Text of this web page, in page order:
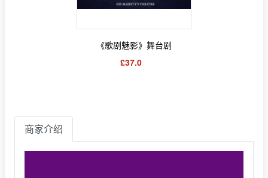
《歌剧魅影》舞台剧
£37.0
商家介绍